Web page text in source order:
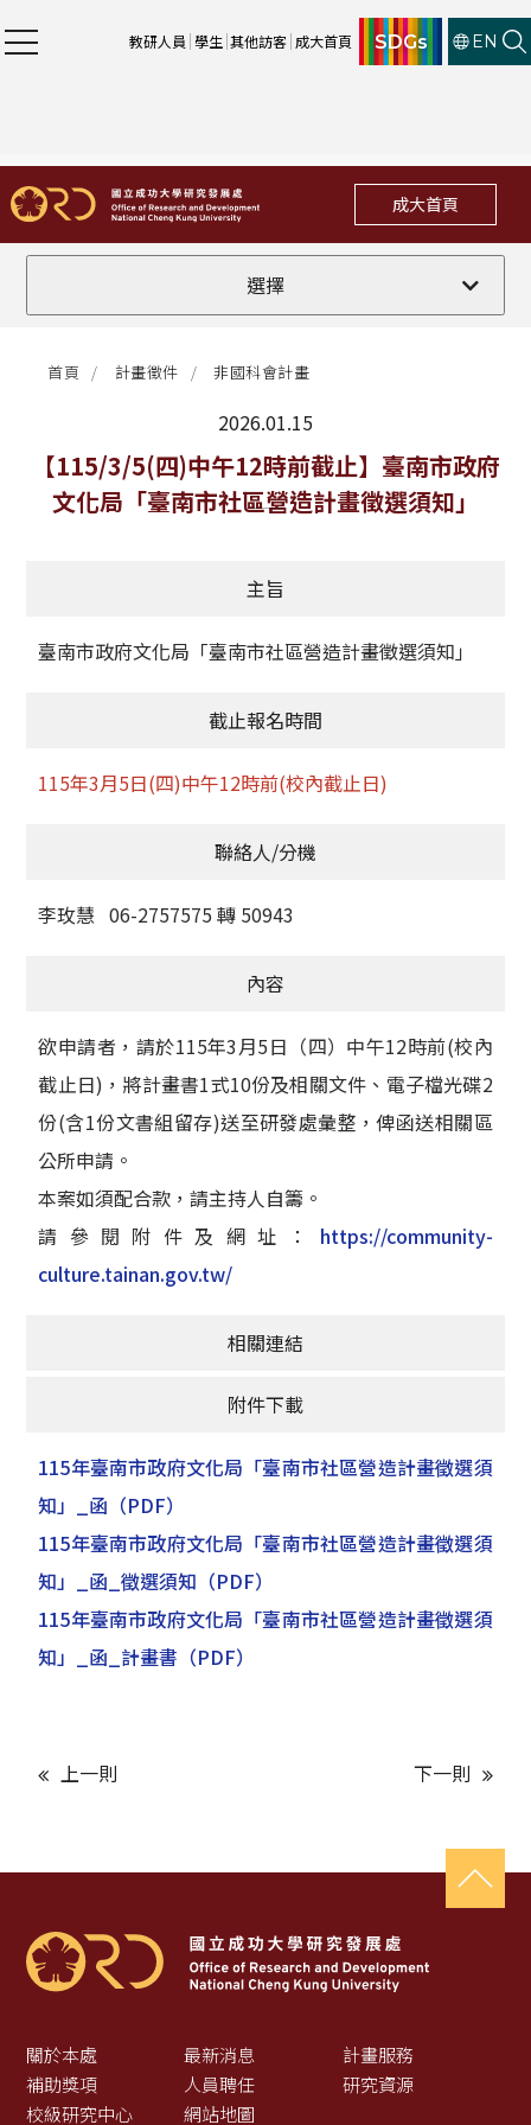
教研人員 學生 其他訪客 成大首頁 SDGs EN
成大首頁
選擇
全部
法規修訂
補助獎項
其他
活動花絮
首頁 計畫徵件 非國科會計畫
2026.01.15
最新消息
【115/3/5(四)中午12時前截止】臺南市政府
文化局「臺南市社區營造計畫徵選須知」
主旨
臺南市政府文化局「臺南市社區營造計畫徵選須知」
截止報名時間
115年3月5日(四)中午12時前(校內截止日)
聯絡人/分機
李玫慧 06-2757575 轉 50943
內容
欲申請者，請於115年3月5日（四）中午12時前(校內
截止日)，將計畫書1式10份及相關文件、電子檔光碟2
份(含1份文書組留存)送至研發處彙整，俾函送相關區
公所申請。
本案如須配合款，請主持人自籌。
請參閱附件及網址： https://community-
culture.tainan.gov.tw/
相關連結
附件下載
115年臺南市政府文化局「臺南市社區營造計畫徵選須
知」_函 （PDF）
115年臺南市政府文化局「臺南市社區營造計畫徵選須
知」_函_徵選須知 （PDF）
115年臺南市政府文化局「臺南市社區營造計畫徵選須
知」_函_計畫書 （PDF）
上一則 下一則
關於本處 最新消息
計畫服務
補助獎項
人員聘任
研究資源
校級研究中心
網站地圖